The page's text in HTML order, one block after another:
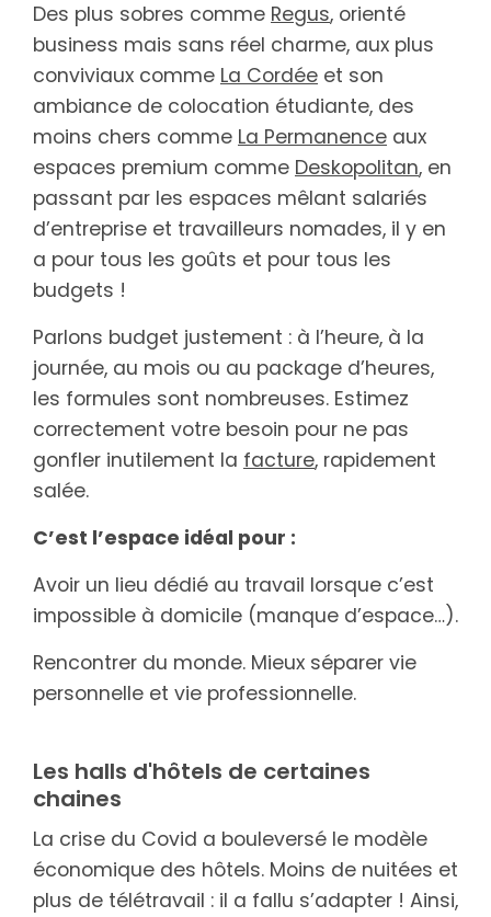
Des plus sobres comme Regus, orienté
business mais sans réel charme, aux plus
conviviaux comme La Cordée et son
ambiance de colocation étudiante, des
moins chers comme La Permanence aux
espaces premium comme Deskopolitan, en
passant par les espaces mêlant salariés
d’entreprise et travailleurs nomades, il y en
a pour tous les goûts et pour tous les
budgets !
Parlons budget justement : à l’heure, à la
journée, au mois ou au package d’heures,
les formules sont nombreuses. Estimez
correctement votre besoin pour ne pas
gonfler inutilement la facture, rapidement
salée.
C’est l’espace idéal pour :
Avoir un lieu dédié au travail lorsque c’est
impossible à domicile (manque d’espace…).
Rencontrer du monde. Mieux séparer vie
personnelle et vie professionnelle.
Les halls d'hôtels de certaines
chaines
La crise du Covid a bouleversé le modèle
économique des hôtels. Moins de nuitées et
plus de télétravail : il a fallu s’adapter ! Ainsi,